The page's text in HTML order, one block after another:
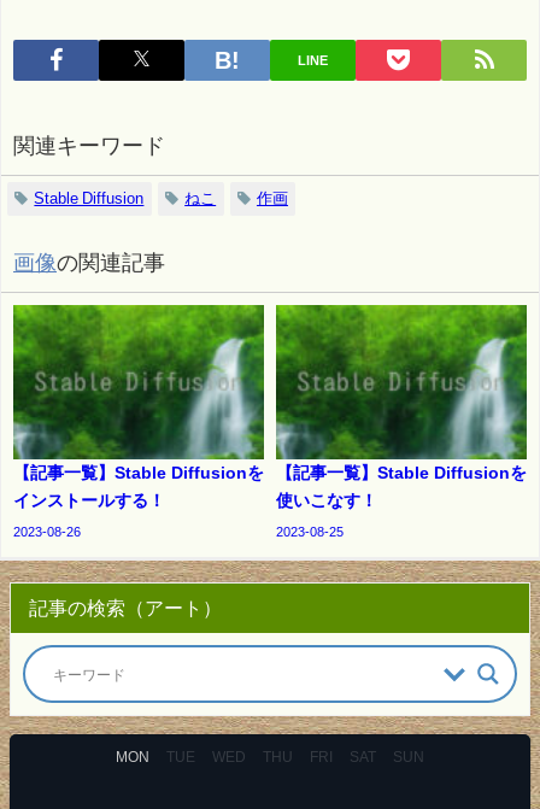
LINE
関連キーワード
Stable Diffusion ねこ 作画
画像の関連記事
【記事一覧】Stable Diffusionを
インストールする！
2023-08-26
【記事一覧】Stable Diffusionを
使いこなす！
2023-08-25
記事の検索（アート）
MON TUE WED THU FRI SAT SUN